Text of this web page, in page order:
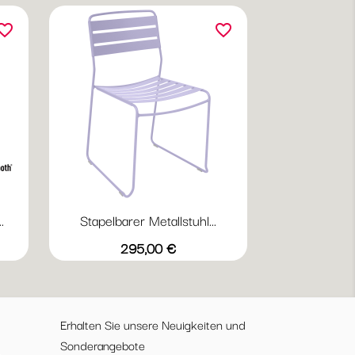
Stapelbarer Metallstuhl...
Preis
295,00 €
Vorschau
AbyssblauAcapulcoblau
Anthrazit
Chili Gewittergrau
favorite_border
Erhalten Sie unsere Neuigkeiten und
Sonderangebote